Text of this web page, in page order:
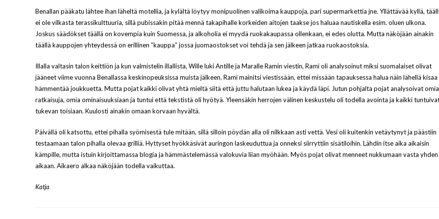
Benallan pääkatu lähtee ihan läheltä motellia, ja kylältä löytyy monipuolinen valikoima kauppoja, pari supermarkettia jne. Yllättävää kyllä,
ei ole vilkasta terassikulttuuria, sillä pubissakin pitää mennä takapihalle korkeiden aitojen taakse jos haluaa nautiskella esim. oluen ulkona.
Joskus säädökset täällä on kovempia kuin Suomessa, ja alkoholia ei myydä ruokakaupassa ollenkaan, ei edes olutta. Mutta näköjään ainakin
täällä kauppojen yhteydessä on erillinen ”kauppa” jossa juomaostokset voi tehdä ja sen jälkeen jatkaa ruokaostoksia.
Illalla valtasin talon keittiön ja kun valmistelin illallista, Wille luki Antille ja Maralle Ramin viestin, Rami oli analysoinut miksi suomalaiset olivat
jääneet viime vuonna Benallassa keskinopeuksissa muista jälkeen. Rami mainitsi viestissään, ettei missään tapauksessa halua näin lähellä kisaa
hämmentää joukkuetta. Mutta pojat kaikki olivat yhtä mieltä siitä että juttu halutaan lukea ja käydä läpi. Jutun pohjalta pojat analysoivat omia
ratkaisuja, omia ominaisuuksiaan ja tuntui että tekstistä oli hyötyä. Yleensäkin herrojen välinen keskustelu oli todella avointa ja kaikki
tukevan toisiaan. Kuulosti ainakin omaan korvaan hyvältä.
Päivällä oli katsottu, ettei pihalla syömisestä tule mitään, sillä silloin pöydän alla oli nilkkaan asti vettä. Vesi oli kuitenkin vetäytynyt ja päästiin
testaamaan talon pihalla olevaa grilliä. Hyttyset hyökkäsivät auringon laskeuduttua ja onneksi siirryttiin sisätiloihin. Lähdin itse aika aikaisin
kämpille, mutta istuin kirjoittamassa blogia ja hämmästelemässä valokuvia liian myöhään. Myös pojat olivat menneet nukkumaan vasta yhden
aikaan. Aikaero alkaa näköjään todella vaikuttaa.
Katja